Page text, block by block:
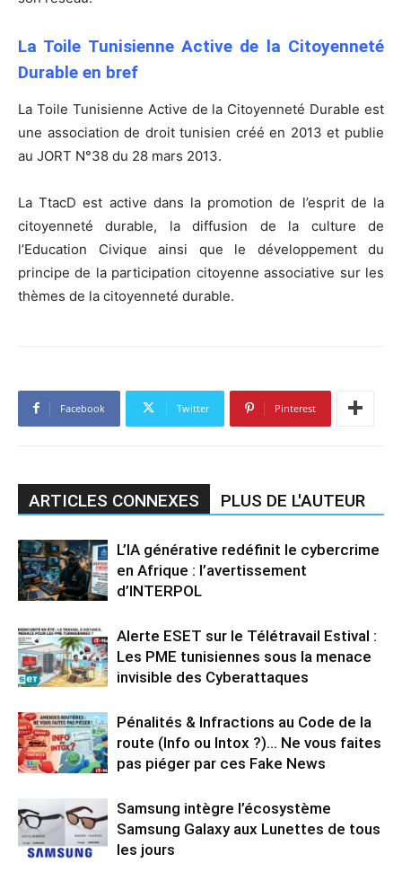
La Toile Tunisienne Active de la Citoyenneté
Durable en bref
La Toile Tunisienne Active de la Citoyenneté Durable est
une association de droit tunisien créé en 2013 et publie
au JORT N°38 du 28 mars 2013.
La TtacD est active dans la promotion de l’esprit de la
citoyenneté durable, la diffusion de la culture de
l’Education Civique ainsi que le développement du
principe de la participation citoyenne associative sur les
thèmes de la citoyenneté durable.
Facebook Twitter Pinterest
ARTICLES CONNEXES PLUS DE L'AUTEUR
L’IA générative redéfinit le cybercrime
en Afrique : l’avertissement
d’INTERPOL
Alerte ESET sur le Télétravail Estival :
Les PME tunisiennes sous la menace
invisible des Cyberattaques
Pénalités & Infractions au Code de la
route (Info ou Intox ?)… Ne vous faites
pas piéger par ces Fake News
Samsung intègre l’écosystème
Samsung Galaxy aux Lunettes de tous
les jours